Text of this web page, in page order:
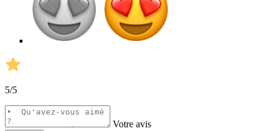
5/5
Votre avis